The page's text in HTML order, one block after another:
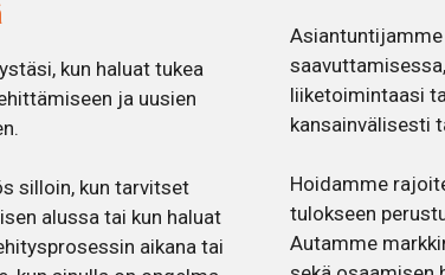
kun haluat tukea
ja uusien
silloin, kun tarvitset
alussa tai kun haluat
aikana tai
liiketoimintaasi
kansainvälisesti
Hoidamme
tulokseen
Autamme